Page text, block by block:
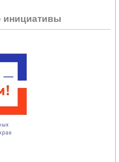
инициативы